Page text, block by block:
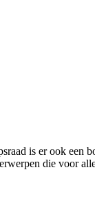
is er ook een
die voor